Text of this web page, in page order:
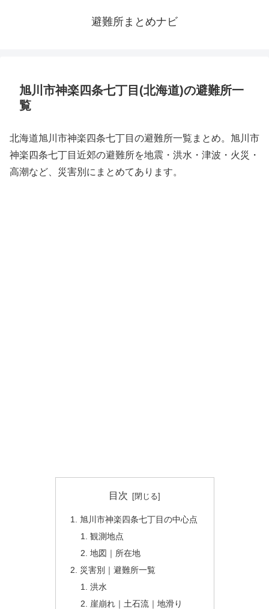
避難所まとめナビ
旭川市神楽四条七丁目(北海道)の避難所一
覧
北海道旭川市神楽四条七丁目の避難所一覧まとめ。旭川市
神楽四条七丁目近郊の避難所を地震・洪水・津波・火災・
高潮など、災害別にまとめてあります。
目次
旭川市神楽四条七丁目の中心点
観測地点
地図｜所在地
災害別｜避難所一覧
洪水
崖崩れ｜土石流｜地滑り